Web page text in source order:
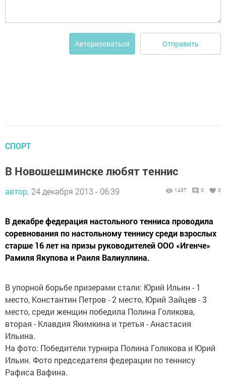
Авторизоваться Отправить
СПОРТ
В Новошешминске любят теннис
автор, 24 декабря 2013 - 06:39 1437 0 0
В декабре федерация настольного тенниса проводила
соревнования по настольному теннису среди взрослых
старше 16 лет на призы руководителей ООО «Игенче»
Рамиля Якупова и Раиля Валиуллина.
В упорной борьбе призерами стали: Юрий Ильин - 1
место, Константин Петров - 2 место, Юрий Зайцев - 3
место, среди женщин победила Полина Голикова,
вторая - Клавдия Якимкина и третья - Анастасия
Ильина.
На фото: Победители турнира Полина Голикова и Юрий
Ильин. Фото председателя федерации по теннису
Рафиса Вафина.